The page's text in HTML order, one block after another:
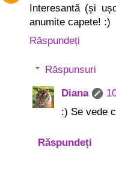
Interesantă (și
anumite capete! :)
Răspundeți
Răspunsuri
Diana
:) Se vede
Răspundeți